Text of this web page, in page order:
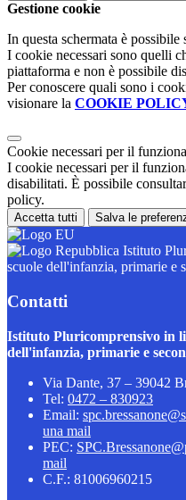
Gestione cookie
In questa schermata è
I cookie necessari sono quelli
piattaforma e non è possibile
Per conoscere quali sono i
visionare la COOKIE
Cookie necessari per il
I cookie necessari per il
disabilitati. È possibile
policy.
Accetta tutti Salva le
Istituto
scuole dell'infanzia, primarie e
Contatti
Istituto Pluricomprensivo in
dell'infanzia, primarie e
Via Dante, 37 – 39042
Tel: 0472 – 830923
Email:
una mail
PEC:
mail
C.F.: 81006960215